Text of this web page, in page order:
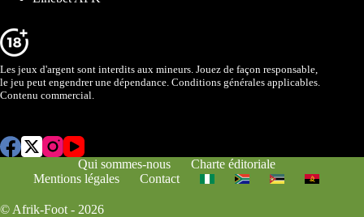
Les jeux d'argent sont interdits aux mineurs. Jouez de façon responsable,
le jeu peut engendrer une dépendance. Conditions générales applicables.
Contenu commercial.
Qui sommes-nous
Charte éditoriale
Mentions légales
Contact
© Afrik-Foot - 2026